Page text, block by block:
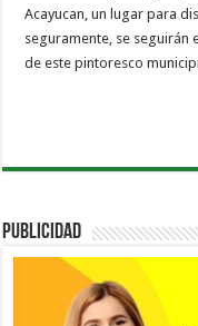
Acayucan, un lugar para
seguramente, se
de este pintoresco
PUBLICIDAD